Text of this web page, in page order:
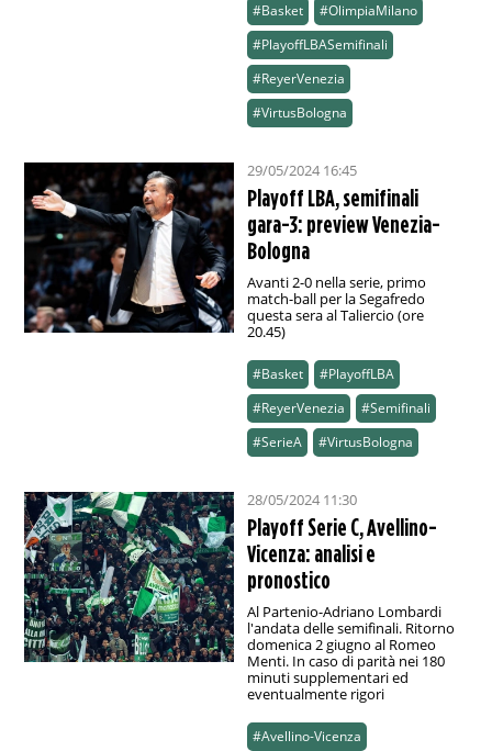
#Basket
#OlimpiaMilano
#PlayoffLBASemifinali
#ReyerVenezia
#VirtusBologna
29/05/2024 16:45
Playoff LBA, semifinali
gara-3: preview Venezia-
Bologna
Avanti 2-0 nella serie, primo
match-ball per la Segafredo
questa sera al Taliercio (ore
20.45)
#Basket
#PlayoffLBA
#ReyerVenezia
#Semifinali
#SerieA
#VirtusBologna
28/05/2024 11:30
Playoff Serie C, Avellino-
Vicenza: analisi e
pronostico
Al Partenio-Adriano Lombardi
l'andata delle semifinali. Ritorno
domenica 2 giugno al Romeo
Menti. In caso di parità nei 180
minuti supplementari ed
eventualmente rigori
#Avellino-Vicenza